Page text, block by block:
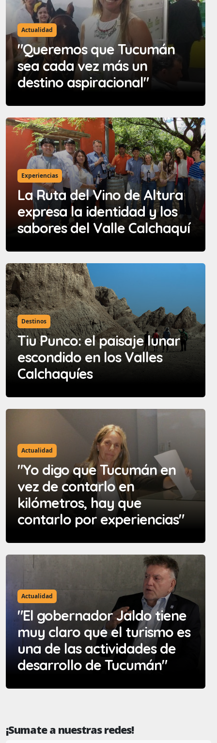
Actualidad
"Queremos que Tucumán
sea cada vez más un
destino aspiracional"
Experiencias
La Ruta del Vino de Altura
expresa la identidad y los
sabores del Valle Calchaquí
Destinos
Tiu Punco: el paisaje lunar
escondido en los Valles
Calchaquíes
Actualidad
"Yo digo que Tucumán en
vez de contarlo en
kilómetros, hay que
contarlo por experiencias"
Actualidad
"El gobernador Jaldo tiene
muy claro que el turismo es
una de las actividades de
desarrollo de Tucumán"
¡Sumate a nuestras redes!